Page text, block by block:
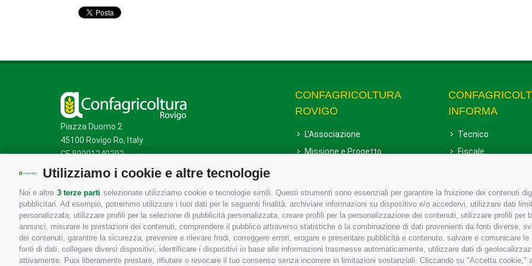
Utilizziamo i cookie e altre tecnologie
Noi e altre 3 terze parti selezionate utilizziamo cookie e tecnologie simili. Questi strumenti sono essenziali per garantire la fruizione dei contenuti
pubblicitari. Ad esempio, potremmo utilizzare i tuoi dati per le seguenti finalità: archiviare informazioni su dispositivo e/o accedervi, utilizzare dati
personalizzata, utilizzare profili per la selezione di pubblicità personalizzata, creare profili per la personalizzazione dei contenuti, utilizzare profili
annunci, misurare le prestazioni dei contenuti, comprendere il pubblico attraverso statistiche o la combinazione di dati provenienti da fonti diverse,
dei contenuti, garantire la sicurezza, prevenire e rilevare frodi, correggere errori, erogare e presentare pubblicità e contenuto, salvare e comunicare
fonti di dati, collegare diversi dispositivi, identificare i dispositivi in base alle informazioni trasmesse automaticamente, utilizzare dati di
attivamente. Puoi liberamente prestare, rifiutare o revocare il tuo consenso senza incorrere in limitazioni sostanziali. Cliccando su "Accetta
Piazza Duomo 2
45100 Rovigo Ro, Italy
CF 80001240292
Mappa del sito/Privacy Policy /Cookie Policy
CONFAGRICOLTURA
ROVIGO
L'Associazione
Missione e Progetto
Uffici della Sede provinciale
Le Sedi di Zona
Agricoltori S.r.l.
Whistleblowing Confagricoltura
INFORMA
Tecnico
Fiscale
Associazione